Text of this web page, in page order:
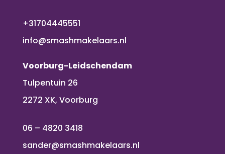
+31704445551
info@smashmakelaars.nl
Voorburg-Leidschendam
Tulpentuin 26
2272 XK, Voorburg
06 – 4820 3418
sander@smashmakelaars.nl